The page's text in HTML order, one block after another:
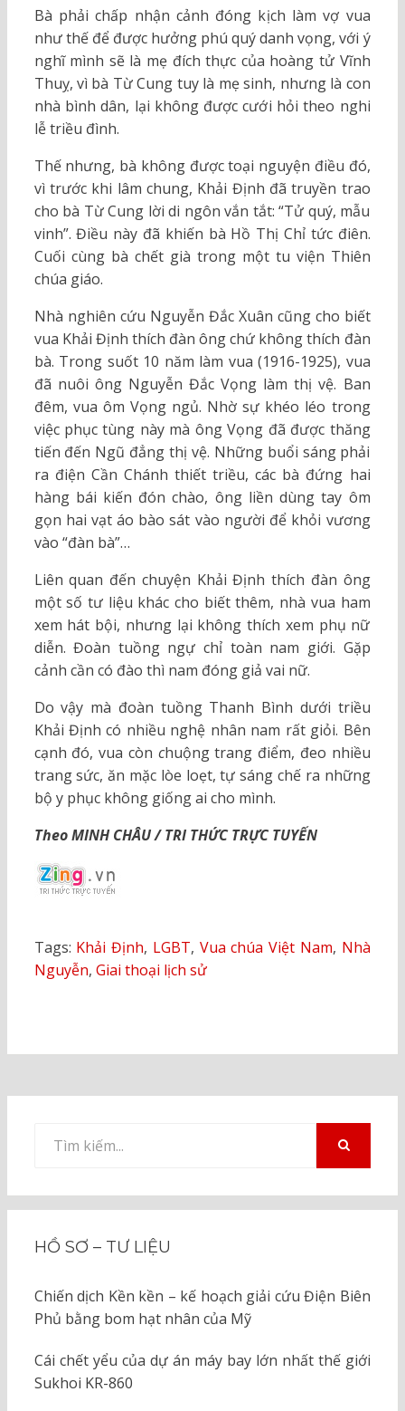
Bà phải chấp nhận cảnh đóng kịch làm vợ vua
như thế để được hưởng phú quý danh vọng, với ý
nghĩ mình sẽ là mẹ đích thực của hoàng tử Vĩnh
Thuỵ, vì bà Từ Cung tuy là mẹ sinh, nhưng là con
nhà bình dân, lại không được cưới hỏi theo nghi
lễ triều đình.
Thế nhưng, bà không được toại nguyện điều đó,
vì trước khi lâm chung, Khải Định đã truyền trao
cho bà Từ Cung lời di ngôn vắn tắt: “Tử quý, mẫu
vinh”. Điều này đã khiến bà Hồ Thị Chỉ tức điên.
Cuối cùng bà chết già trong một tu viện Thiên
chúa giáo.
Nhà nghiên cứu Nguyễn Đắc Xuân cũng cho biết
vua Khải Định thích đàn ông chứ không thích đàn
bà. Trong suốt 10 năm làm vua (1916-1925), vua
đã nuôi ông Nguyễn Đắc Vọng làm thị vệ. Ban
đêm, vua ôm Vọng ngủ. Nhờ sự khéo léo trong
việc phục tùng này mà ông Vọng đã được thăng
tiến đến Ngũ đẳng thị vệ. Những buổi sáng phải
ra điện Cần Chánh thiết triều, các bà đứng hai
hàng bái kiến đón chào, ông liền dùng tay ôm
gọn hai vạt áo bào sát vào người để khỏi vương
vào “đàn bà”…
Liên quan đến chuyện Khải Định thích đàn ông
một số tư liệu khác cho biết thêm, nhà vua ham
xem hát bội, nhưng lại không thích xem phụ nữ
diễn. Đoàn tuồng ngự chỉ toàn nam giới. Gặp
cảnh cần có đào thì nam đóng giả vai nữ.
Do vậy mà đoàn tuồng Thanh Bình dưới triều
Khải Định có nhiều nghệ nhân nam rất giỏi. Bên
cạnh đó, vua còn chuộng trang điểm, đeo nhiều
trang sức, ăn mặc lòe loẹt, tự sáng chế ra những
bộ y phục không giống ai cho mình.
Theo MINH CHÂU / TRI THỨC TRỰC TUYẾN
Tags: Khải Định, LGBT, Vua chúa Việt Nam, Nhà
Nguyễn, Giai thoại lịch sử
kiếm
HỒ SƠ – TƯ LIỆU
Chiến dịch Kền kền – kế hoạch giải cứu Điện Biên
Phủ bằng bom hạt nhân của Mỹ
Cái chết yểu của dự án máy bay lớn nhất thế giới
Sukhoi KR-860